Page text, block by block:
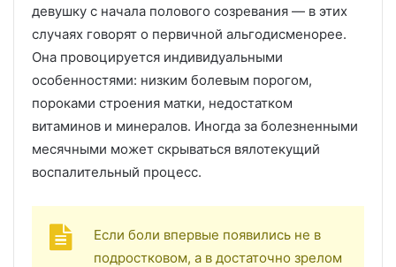
девушку с начала полового созревания — в этих
случаях говорят о первичной альгодисменорее.
Она провоцируется индивидуальными
особенностями: низким болевым порогом,
пороками строения матки, недостатком
витаминов и минералов. Иногда за болезненными
месячными может скрываться вялотекущий
воспалительный процесс.
Если боли впервые появились не в
подростковом, а в достаточно зрелом